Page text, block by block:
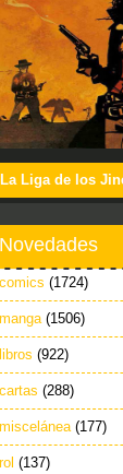
La Liga de los
Novedades
comics (1724)
manga (1506)
libros (922)
cartas (288)
miscelánea (177)
rol (137)